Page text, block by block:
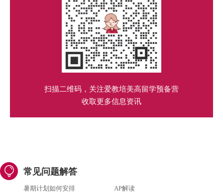
扫描二维码，关注爱教培美高留学预备营
收取更多信息资讯
常见问题解答
暑期计划如何安排
AP解读